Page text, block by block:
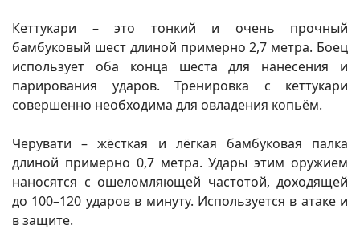
Кеттукари – это тонкий и очень прочный
бамбуковый шест длиной примерно 2,7 метра. Боец
использует оба конца шеста для нанесения и
парирования ударов. Тренировка с кеттукари
совершенно необходима для овладения копьём.
Черувати – жёсткая и лёгкая бамбуковая палка
длиной примерно 0,7 метра. Удары этим оружием
наносятся с ошеломляющей частотой, доходящей
до 100–120 ударов в минуту. Используется в атаке и
в защите.